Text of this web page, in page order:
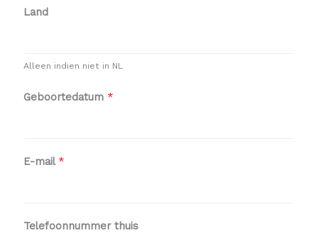
Land
Alleen indien niet in NL
Geboortedatum *
E-mail *
Telefoonnummer thuis